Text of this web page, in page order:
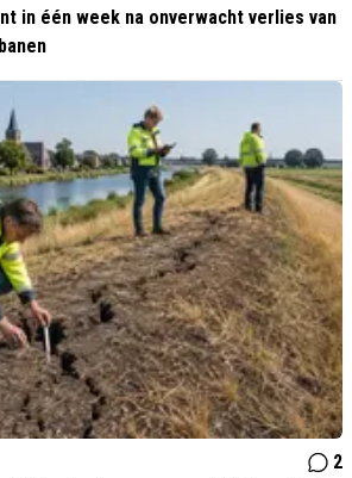
in één week na onverwacht verlies van
2